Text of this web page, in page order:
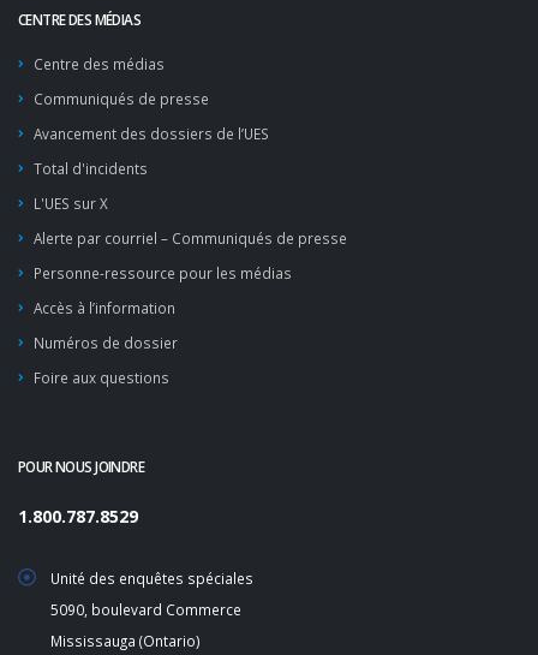
CENTRE DES MÉDIAS
Centre des médias
Communiqués de presse
Avancement des dossiers de l’UES
Total d'incidents
L'UES sur X
Alerte par courriel – Communiqués de presse
Personne-ressource pour les médias
Accès à l’information
Numéros de dossier
Foire aux questions
POUR NOUS JOINDRE
1.800.787.8529
Unité des enquêtes spéciales
5090, boulevard Commerce
Mississauga (Ontario)